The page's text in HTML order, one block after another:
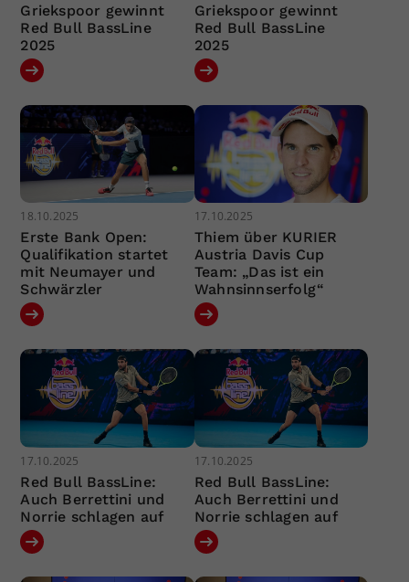
Griekspoor gewinnt
Red Bull BassLine
2025
Griekspoor gewinnt
Red Bull BassLine
2025
18.10.2025
Erste Bank Open:
Qualifikation startet
mit Neumayer und
Schwärzler
17.10.2025
Thiem über KURIER
Austria Davis Cup
Team: „Das ist ein
Wahnsinnserfolg“
17.10.2025
Red Bull BassLine:
Auch Berrettini und
Norrie schlagen auf
17.10.2025
Red Bull BassLine:
Auch Berrettini und
Norrie schlagen auf